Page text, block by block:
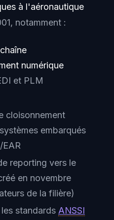
à l'aéronautique
notamment :
chaîne
numérique
et PLM
cloisonnement
embarqués
reporting vers le
en novembre
de la filière)
standards ANSSI